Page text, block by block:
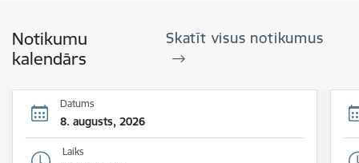
Notikumu
kalendārs
Skatīt visus notikumus
Datums
8. augusts, 2026
Laiks